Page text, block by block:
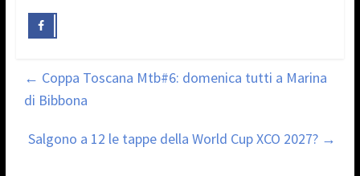
← Coppa Toscana Mtb#6: domenica tutti a Marina
di Bibbona
Salgono a 12 le tappe della World Cup XCO 2027? →